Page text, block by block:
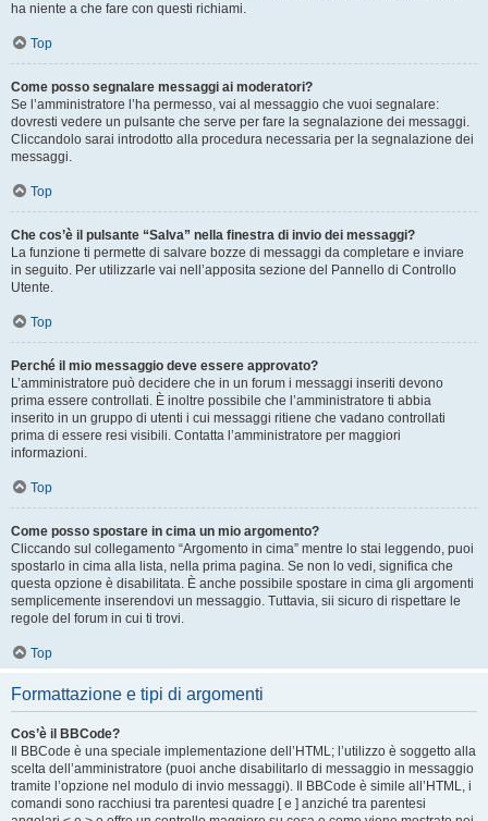
ha niente a che fare con questi richiami.
Top
Come posso segnalare messaggi ai moderatori?
Se l’amministratore l’ha permesso, vai al messaggio che vuoi segnalare:
dovresti vedere un pulsante che serve per fare la segnalazione dei messaggi.
Cliccandolo sarai introdotto alla procedura necessaria per la segnalazione dei
messaggi.
Top
Che cos’è il pulsante “Salva” nella finestra di invio dei messaggi?
La funzione ti permette di salvare bozze di messaggi da completare e inviare
in seguito. Per utilizzarle vai nell’apposita sezione del Pannello di Controllo
Utente.
Top
Perché il mio messaggio deve essere approvato?
L’amministratore può decidere che in un forum i messaggi inseriti devono
prima essere controllati. È inoltre possibile che l’amministratore ti abbia
inserito in un gruppo di utenti i cui messaggi ritiene che vadano controllati
prima di essere resi visibili. Contatta l’amministratore per maggiori
informazioni.
Top
Come posso spostare in cima un mio argomento?
Cliccando sul collegamento “Argomento in cima” mentre lo stai leggendo, puoi
spostarlo in cima alla lista, nella prima pagina. Se non lo vedi, significa che
questa opzione è disabilitata. È anche possibile spostare in cima gli argomenti
semplicemente inserendovi un messaggio. Tuttavia, sii sicuro di rispettare le
regole del forum in cui ti trovi.
Top
Formattazione e tipi di argomenti
Cos’è il BBCode?
Il BBCode è una speciale implementazione dell’HTML; l’utilizzo è soggetto alla
scelta dell’amministratore (puoi anche disabilitarlo di messaggio in messaggio
tramite l’opzione nel modulo di invio messaggi). Il BBCode è simile all’HTML, i
comandi sono racchiusi tra parentesi quadre [ e ] anziché tra parentesi